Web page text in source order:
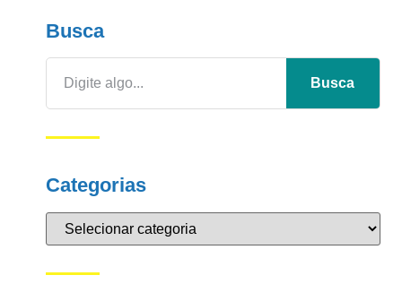
Busca
Busca
Categorias